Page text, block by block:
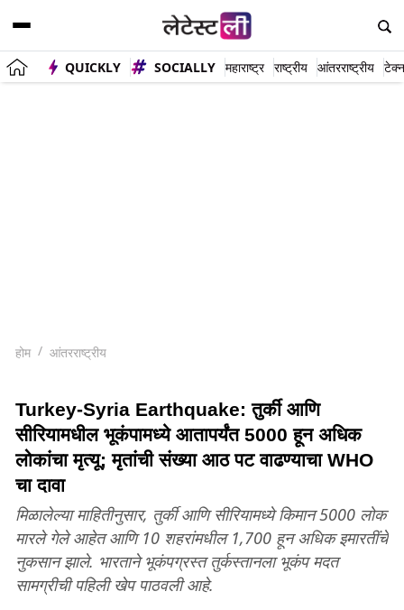
QUICKLY SOCIALLY महाराष्ट्र राष्ट्रीय आंतरराष्ट्रीय
होम आंतरराष्ट्रीय
Turkey-Syria Earthquake: तुर्की आणि
सीरियामधील भूकंपामध्ये आतापर्यंत 5000 हून अधिक
लोकांचा मृत्यू; मृतांची संख्या आठ पट वाढण्याचा WHO
चा दावा
मिळालेल्या माहितीनुसार, तुर्की आणि सीरियामध्ये किमान 5000 लोक
मारले गेले आहेत आणि 10 शहरांमधील 1,700 हून अधिक इमारतींचे
नुकसान झाले. भारताने भूकंपग्रस्त तुर्कस्तानला भूकंप मदत
सामग्रीची पहिली खेप पाठवली आहे.